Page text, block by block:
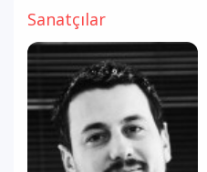
Sanatçılar